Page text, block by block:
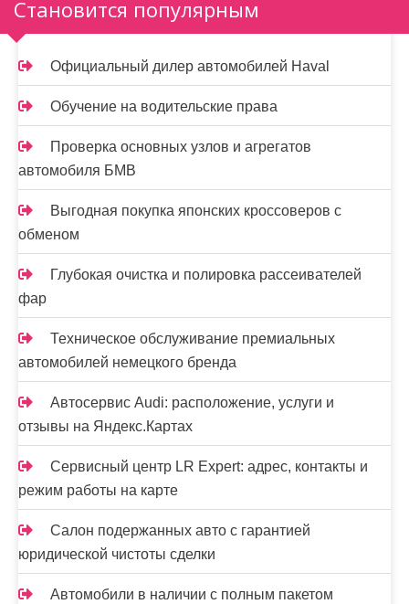
а
п
и
с
я
м
Становится популярным
Официальный дилер автомобилей Haval
Обучение на водительские права
Проверка основных узлов и агрегатов
автомобиля БМВ
Выгодная покупка японских кроссоверов с
обменом
Глубокая очистка и полировка рассеивателей
фар
Техническое обслуживание премиальных
автомобилей немецкого бренда
Автосервис Audi: расположение, услуги и
отзывы на Яндекс.Картах
Сервисный центр LR Expert: адрес, контакты и
режим работы на карте
Салон подержанных авто с гарантией
юридической чистоты сделки
Автомобили в наличии с полным пакетом